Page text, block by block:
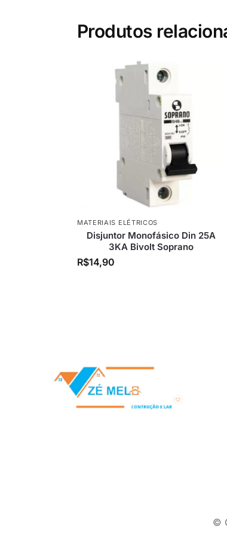
Produtos
MATERIAIS ELÉTRICOS
Disjuntor Monofásico Din 25A
3KA Bivolt Soprano
R$14,90
©